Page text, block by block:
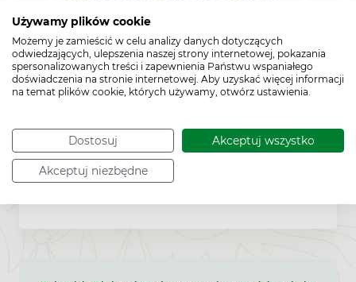
Używamy plików cookie
Możemy je zamieścić w celu analizy danych dotyczących
odwiedzających, ulepszenia naszej strony internetowej, pokazania
spersonalizowanych treści i zapewnienia Państwu wspaniałego
doświadczenia na stronie internetowej. Aby uzyskać więcej informacji
na temat plików cookie, których używamy, otwórz ustawienia.
Dostosuj Akceptuj wszystko
Akceptuj niezbędne
Działania niepożądane
W przypadku wystąpienia innych
objawów niepożądanych należy
poinformować o nich lekarza.